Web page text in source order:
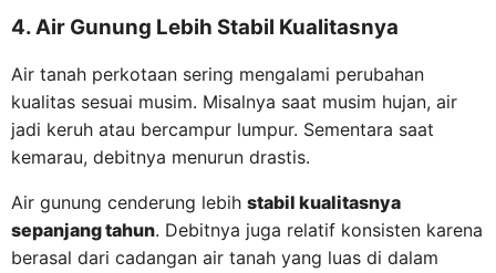
4. Air Gunung Lebih Stabil Kualitasnya
Air tanah perkotaan sering mengalami perubahan
kualitas sesuai musim. Misalnya saat musim hujan, air
jadi keruh atau bercampur lumpur. Sementara saat
kemarau, debitnya menurun drastis.
Air gunung cenderung lebih stabil kualitasnya
sepanjang tahun. Debitnya juga relatif konsisten karena
berasal dari cadangan air tanah yang luas di dalam